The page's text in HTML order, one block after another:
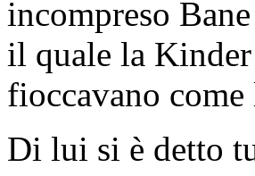
incompreso
il quale la
fioccavano
Di lui si è detto